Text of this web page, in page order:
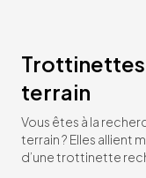
terrain
Vous êtes à la
terrain ? Elles allient
d’une trottinette